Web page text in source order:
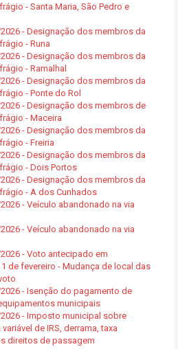
- Santa Maria, São Pedro e
- Designação dos membros da
- Runa
- Designação dos membros da
- Ramalhal
- Designação dos membros da
- Ponte do Rol
- Designação dos membros de
- Maceira
- Designação dos membros da
- Freiria
- Designação dos membros da
- Dois Portos
- Designação dos membros da
- A dos Cunhados
- Veículo abandonado na via
- Veículo abandonado na via
- Voto antecipado em
de fevereiro - Mudança de local das
- Isenção do pagamento de
municipais
- Imposto municipal sobre
de IRS, derrama, taxa
direitos de passagem